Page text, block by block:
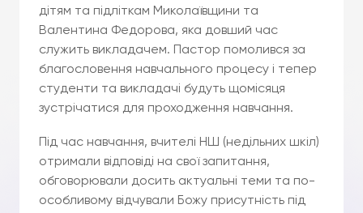
дітям та підліткам Миколаївщини та
Валентина Федорова, яка довший час
служить викладачем. Пастор помолився за
благословення навчального процесу і тепер
студенти та викладачі будуть щомісяця
зустрічатися для проходження навчання.
Під час навчання, вчителі НШ (недільних шкіл)
отримали відповіді на свої запитання,
обговорювали досить актуальні теми та по-
особливому відчували Божу присутність під